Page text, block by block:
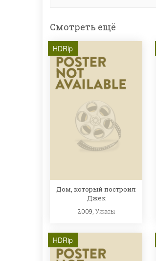
Смотреть ещё
HDRip
Дом, который построил
Джек
2009, Ужасы
HDRip